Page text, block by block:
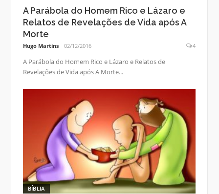
A Parábola do Homem Rico e Lázaro e
Relatos de Revelações de Vida após A
Morte
Hugo Martins 02/12/2016 4
A Parábola do Homem Rico e Lázaro e Relatos de
Revelações de Vida após A Morte...
BÍBLIA